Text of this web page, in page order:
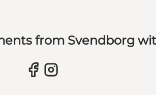
from Svendborg